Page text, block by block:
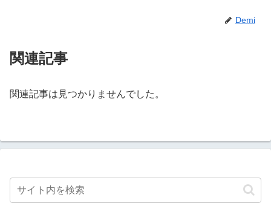
Demi
関連記事
関連記事は見つかりませんでした。